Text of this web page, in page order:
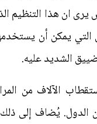
ان هذا التنظيم
يمكن أن
الشديد عليه.
الآلاف من
يُضاف إلى ذلك